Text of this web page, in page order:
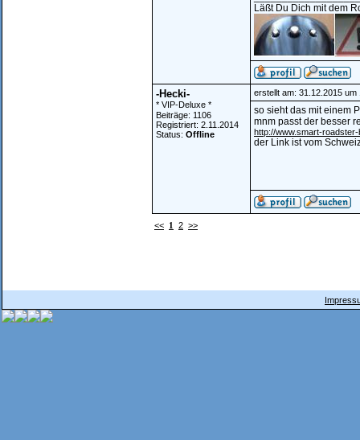
Läßt Du Dich mit dem
-Hecki-
* VIP-Deluxe *
Beiträge: 1106
Registriert: 2.11.2014
Status: Offline
erstellt am: 31.12.2015 um
so sieht das mit einem
mnm passt der besser
http://www.smart-
der Link ist vom
<< 1 2 >>